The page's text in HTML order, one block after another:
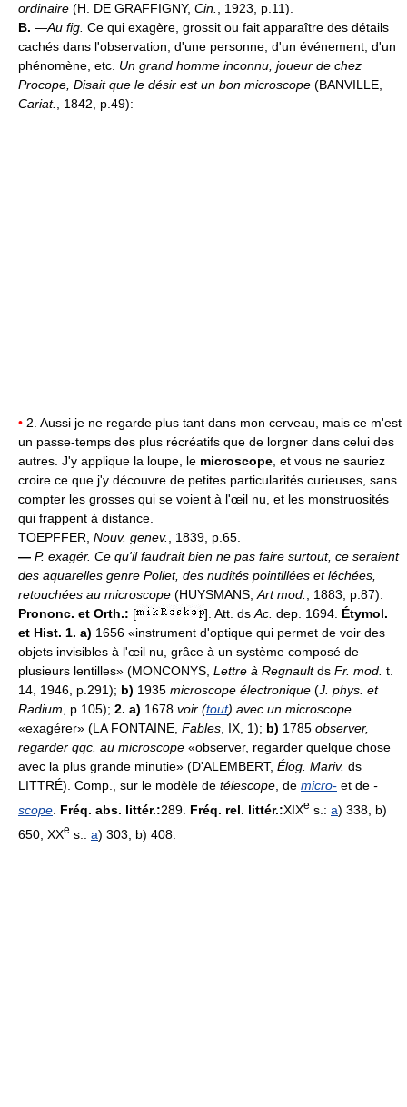
ordinaire (H. DE GRAFFIGNY, Cin.
, 1923, p.11).
B. —Au fig. Ce qui exagère, grossit ou fait apparaître des détails
cachés dans l'observation, d'une personne, d'un événement, d'un
phénomène, etc. Un grand homme inconnu, joueur de chez
Procope, Disait que le désir est un bon microscope (BANVILLE,
Cariat.
, 1842, p.49):
• 2. Aussi je ne regarde plus tant dans mon cerveau, mais ce m'est
un passe-temps des plus récréatifs que de lorgner dans celui des
autres. J'y applique la loupe, le microscope , et vous ne sauriez
croire ce que j'y découvre de petites particularités curieuses, sans
compter les grosses qui se voient à l'œil nu, et les monstruosités
qui frappent à distance.
TOEPFFER, Nouv. genev.
, 1839, p.65.
— P. exagér. Ce qu'il faudrait bien ne pas faire surtout, ce seraient
des aquarelles genre Pollet, des nudités pointillées et léchées,
retouchées au microscope (HUYSMANS, Art mod.
, 1883, p.87).
Prononc. et Orth.: [ ]. Att. ds Ac. dep. 1694. Étymol.
et Hist. 1. a) 1656 «instrument d'optique qui permet de voir des
objets invisibles à l'œil nu, grâce à un système composé de
plusieurs lentilles» (MONCONYS, Lettre à Regnaultds Fr. mod. t.
14, 1946, p.291); b) 1935 microscope électronique (J. phys. et
Radium , p.105); 2. a) 1678 voir (tout) avec un microscope
«exagérer» (LA FONTAINE, Fables , IX, 1); b) 1785 observer,
regarder qqc. au microscope «observer, regarder quelque chose
avec la plus grande minutie» (D'ALEMBERT, Élog. Mariv. ds
LITTRÉ). Comp., sur le modèle de télescope , de micro- et de -
scope Fréq. abs. littér.:289. Fréq. rel. littér.:XIXe s.: a) 338, b)
650; XXe s.: a) 303, b) 408.